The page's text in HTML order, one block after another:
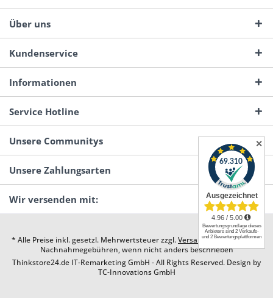
Über uns
Kundenservice
Informationen
Service Hotline
Unsere Communitys
Unsere Zahlungsarten
Wir versenden mit:
* Alle Preise inkl. gesetzl. Mehrwertsteuer zzgl.Versandkostenund ggf.
Nachnahmegebühren, wenn nicht anders beschrieben
Thinkstore24.de IT-Remarketing GmbH - All Rights Reserved. Design by
TC-Innovations GmbH
✕